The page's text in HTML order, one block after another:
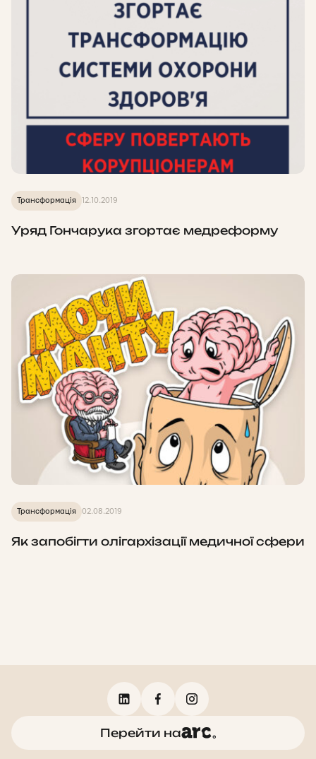
Трансформація 12.10.2019
Уряд Гончарука згортає медреформу
Трансформація 02.08.2019
Як запобігти олігархізації медичної сфери
Перейти на